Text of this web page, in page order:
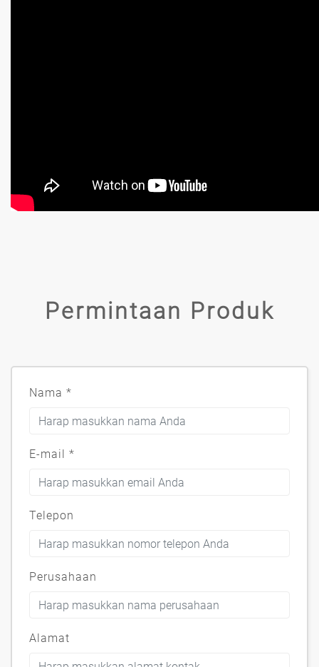
Permintaan Produk
Nama *
E-mail *
Telepon
Perusahaan
Alamat